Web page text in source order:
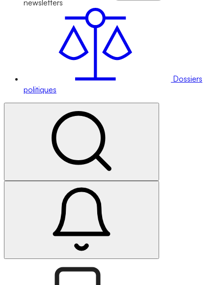
newsletters
Dossiers
politiques